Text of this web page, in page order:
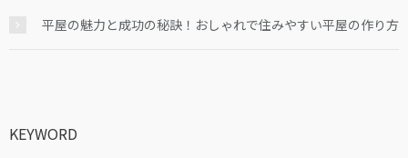
平屋の魅力と成功の秘訣！おしゃれで住みやすい平屋の作り方
KEYWORD